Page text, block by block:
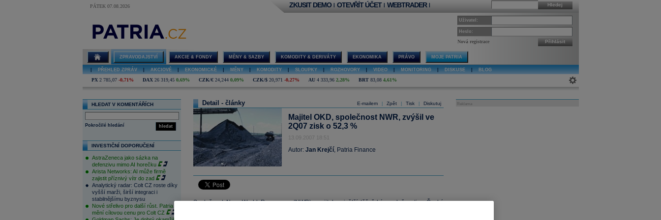
PÁTEK 07.08.2026 Hledej
ZKUSIT DEMO | OTEVŘÍT ÚČET | WEBTRADER |
Uživatel:
Heslo:
Nová registrace Přihlásit
ZPRAVODAJSTVÍ AKCIE & FONDY MĚNY & SAZBY KOMODITY & DERIVÁTY EKONOMIKA PRÁVO MOJE PATRIA
PŘEHLED ZPRÁV AKCIOVÉ EKONOMICKÉ MĚNY KOMODITY SLOUPKY ROZHOVORY VIDEO MONITORING DISKUSE BLOG
PX 2 785,07 -0,71% DAX 26 319,45 0,69% CZK/€ 24,244 0,09% CZK/$ 20,971 -0,27% AU 4 333,96 2,28% BRT 83,08 4,61%
HLEDAT V KOMENTÁŘÍCH
hledat
Pokročilé hledání
INVESTIČNÍ DOPORUČENÍ
AstraZeneca jako sázka na
defenzivu mimo AI horečku
Arista Networks: AI může firmě
zajistit příznivý vítr do zad
Analytický radar: Colt CZ roste díky
vyšší marži, širší integraci i
stabilnějšímu byznysu
Nové střelivo pro další růst. Patria
mění cílovou cenu pro Colt CZ
E-mailem Zpět Tisk Diskutuj
Detail - články
Majitel OKD, společnost NWR, zvýšil ve
2Q07 zisk o 52,3 %
13.09.2007 18:51
Autor: Jan Krejčí, Patria Finance
Společnost New World Resources (NWR), majitel největší těžařské společnosti v České
Reklama